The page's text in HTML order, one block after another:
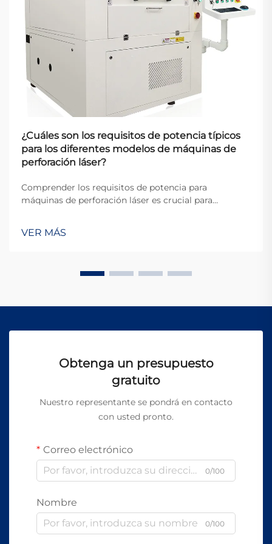
¿Cuáles son los requisitos de potencia típicos
para los diferentes modelos de máquinas de
perforación láser?
Comprender los requisitos de potencia para
máquinas de perforación láser es crucial para
instalaciones que planifican sus operaciones
industriales. Las demandas eléctricas de estos
VER MÁS
Obtenga un presupuesto
gratuito
Nuestro representante se pondrá en contacto
con usted pronto.
Correo electrónico
0/100
Nombre
0/100